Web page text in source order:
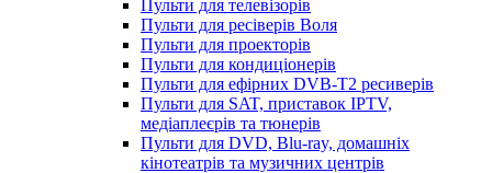
Пульти для телевізорів
Пульти для ресіверів Воля
Пульти для проекторів
Пульти для кондиціонерів
Пульти для ефірних DVB-T2 ресиверів
Пульти для SAT, приставок IPTV,
медіаплеєрів та тюнерів
Пульти для DVD, Blu-ray, домашніх
кінотеатрів та музичних центрів